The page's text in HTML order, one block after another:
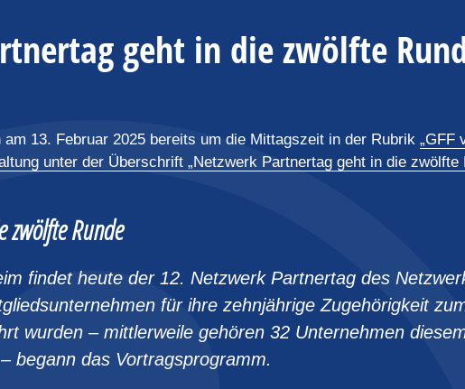
geht in die zwölfte
13. Februar 2025 bereits um die Mittagszeit in der Rubrik „GFF
unter der Überschrift „Netzwerk Partnertag geht in die zwölfte
zwölfte Runde
findet heute der 12. Netzwerk Partnertag des
für ihre zehnjährige Zugehörigkeit
wurden – mittlerweile gehören 32 Unternehmen
begann das Vortragsprogramm.